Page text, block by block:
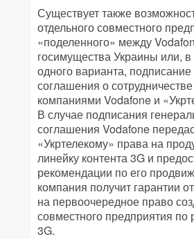
Существует также
отдельного совместного
«поделенного» между
госимущества Украины или,
одного варианта, подписание
соглашения о
компаниями Vodafone и
В случае подписания
соглашения Vodafone
«Укртелекому» права на
линейку контента 3G и
рекомендации по его
компания получит гарантии
на первоочередное право
совместного предприятия по
3G.